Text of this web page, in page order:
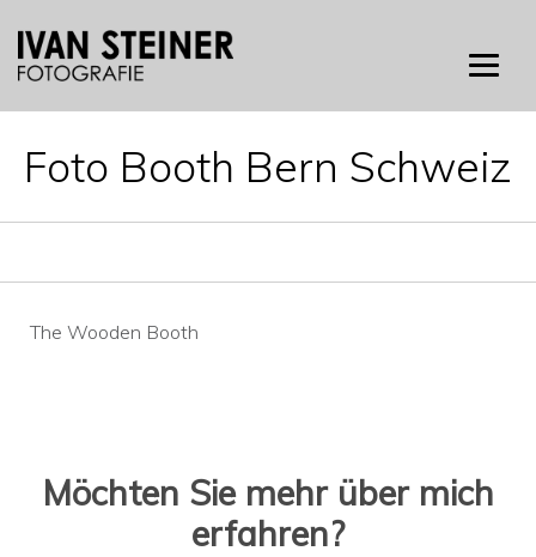
Foto Booth Bern Schweiz
Beitragsnavigation
The Wooden Booth
Möchten Sie mehr über mich
erfahren?